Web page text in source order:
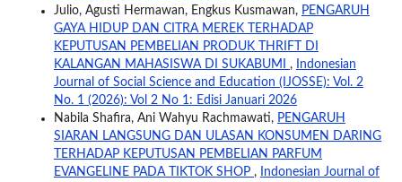
Julio, Agusti Hermawan, Engkus Kusmawan, PENGARUH
GAYA HIDUP DAN CITRA MEREK TERHADAP
KEPUTUSAN PEMBELIAN PRODUK THRIFT DI
KALANGAN MAHASISWA DI SUKABUMI ,
Indonesian
Journal of Social Science and Education (IJOSSE): Vol. 2
No. 1 (2026): Vol 2 No 1: Edisi Januari 2026
Nabila Shafira, Ani Wahyu Rachmawati, PENGARUH
SIARAN LANGSUNG DAN ULASAN KONSUMEN DARING
TERHADAP KEPUTUSAN PEMBELIAN PARFUM
EVANGELINE PADA TIKTOK SHOP ,
Indonesian Journal of